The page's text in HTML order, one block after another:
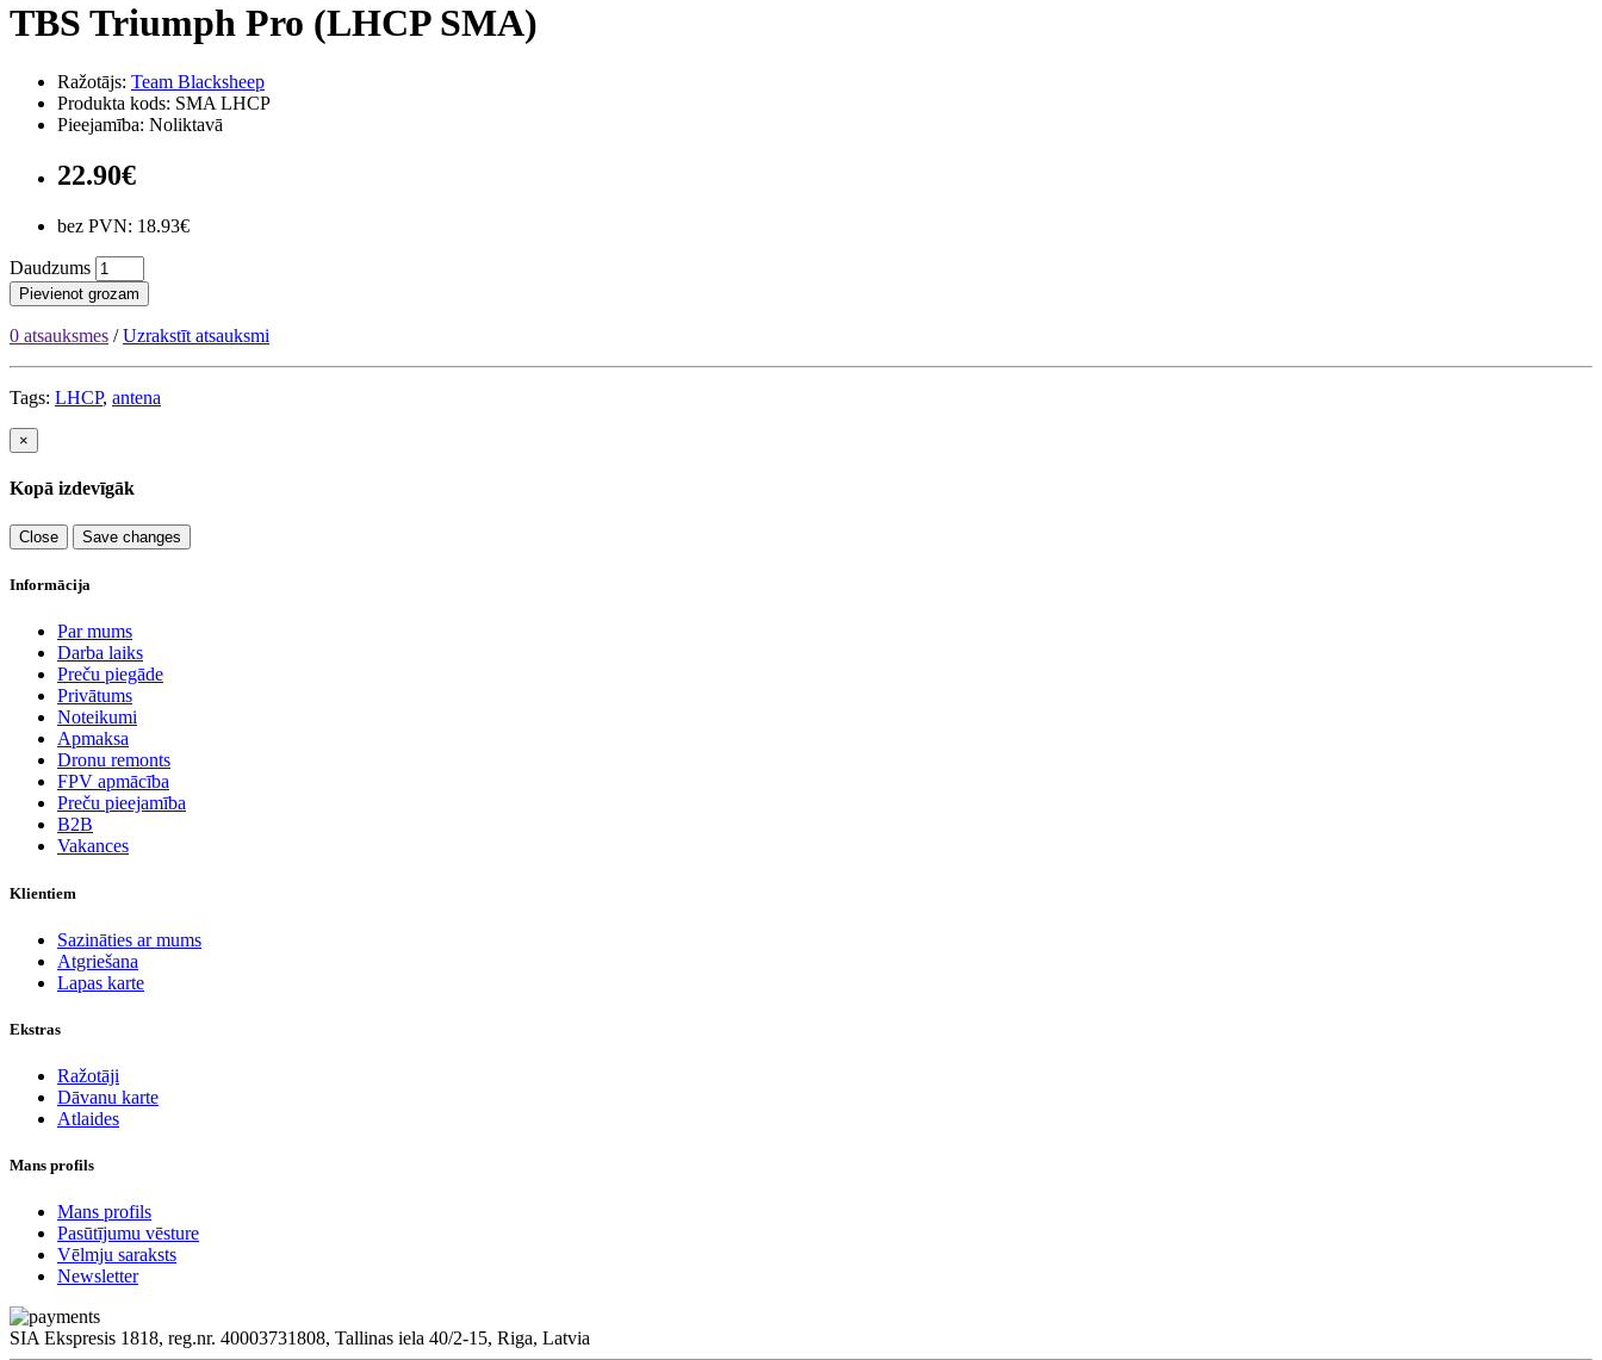
TBS Triumph Pro (LHCP SMA)
Ražotājs: Team Blacksheep
Produkta kods: SMA LHCP
Pieejamība: Noliktavā
22.90€
bez PVN: 18.93€
Daudzums
Pievienot grozam
0 atsauksmes /Uzrakstīt atsauksmi
Tags: LHCP, antena
×
Kopā izdevīgāk
Close Save changes
Informācija
Par mums
Darba laiks
Preču piegāde
Privātums
Noteikumi
Apmaksa
Dronu remonts
FPV apmācība
Preču pieejamība
B2B
Vakances
Klientiem
Sazināties ar mums
Atgriešana
Lapas karte
Ekstras
Ražotāji
Dāvanu karte
Atlaides
Mans profils
Mans profils
Pasūtījumu vēsture
Vēlmju saraksts
Newsletter
SIA Ekspresis 1818, reg.nr. 40003731808, Tallinas iela 40/2-15, Riga, Latvia